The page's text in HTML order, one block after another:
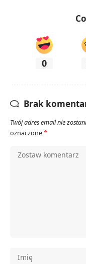
0
Brak
Twój adres email nie
oznaczone*